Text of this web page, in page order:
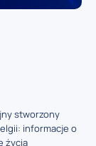
stworzony
informacje o
życia